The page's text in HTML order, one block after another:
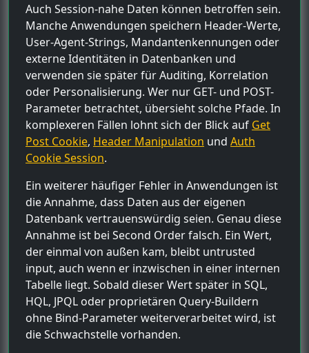
Auch Session-nahe Daten können betroffen sein.
Manche Anwendungen speichern Header-Werte,
User-Agent-Strings, Mandantenkennungen oder
externe Identitäten in Datenbanken und
verwenden sie später für Auditing, Korrelation
oder Personalisierung. Wer nur GET- und POST-
Parameter betrachtet, übersieht solche Pfade. In
komplexeren Fällen lohnt sich der Blick auf Get
Post Cookie, Header Manipulation und Auth
Cookie Session.
Ein weiterer häufiger Fehler in Anwendungen ist
die Annahme, dass Daten aus der eigenen
Datenbank vertrauenswürdig seien. Genau diese
Annahme ist bei Second Order falsch. Ein Wert,
der einmal von außen kam, bleibt untrusted
input, auch wenn er inzwischen in einer internen
Tabelle liegt. Sobald dieser Wert später in SQL,
HQL, JPQL oder proprietären Query-Buildern
ohne Bind-Parameter weiterverarbeitet wird, ist
die Schwachstelle vorhanden.